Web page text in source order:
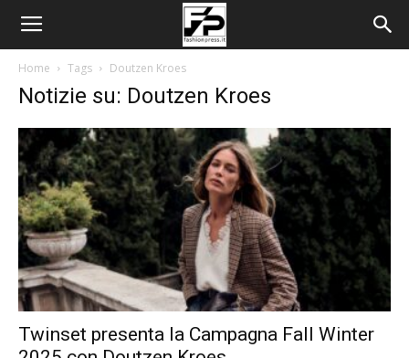
Home Tags Doutzen Kroes
Notizie su: Doutzen Kroes
Twinset presenta la Campagna Fall Winter